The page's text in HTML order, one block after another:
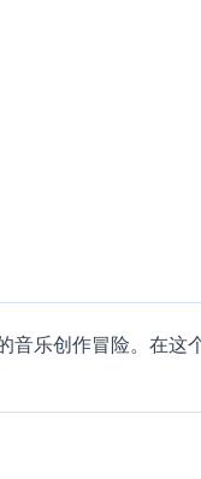
乐创作冒险。在这